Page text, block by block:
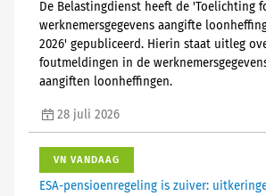
De Belastingdienst heeft de 'Toelichting
werknemersgegevens aangifte
2026' gepubliceerd. Hierin staat uitleg
foutmeldingen in de
aangiften loonheffingen.
28 juli 2026
VN VANDAAG
ESA-pensioenregeling is zuiver: